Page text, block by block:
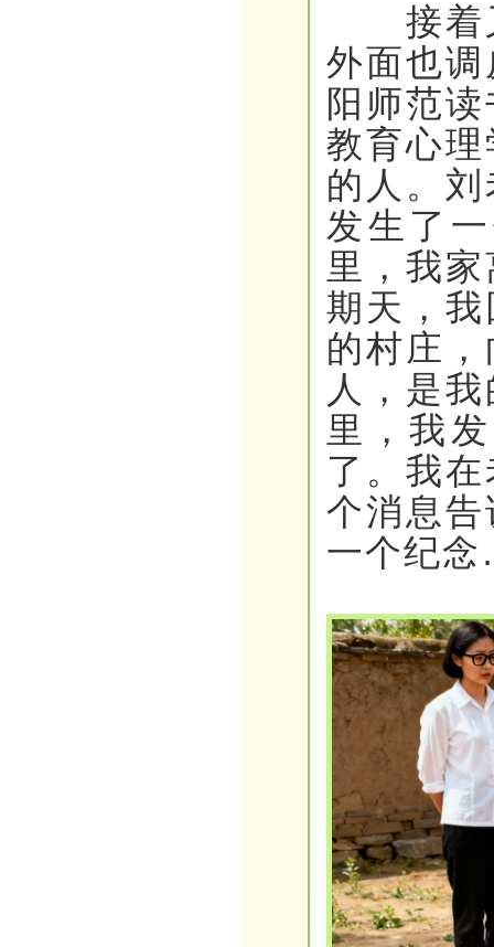
接着又
外面也
阳师范
教育心
的人。
发生了
里，我
期天，
的村庄
人，是
里，我
了。我
个消息
一个纪